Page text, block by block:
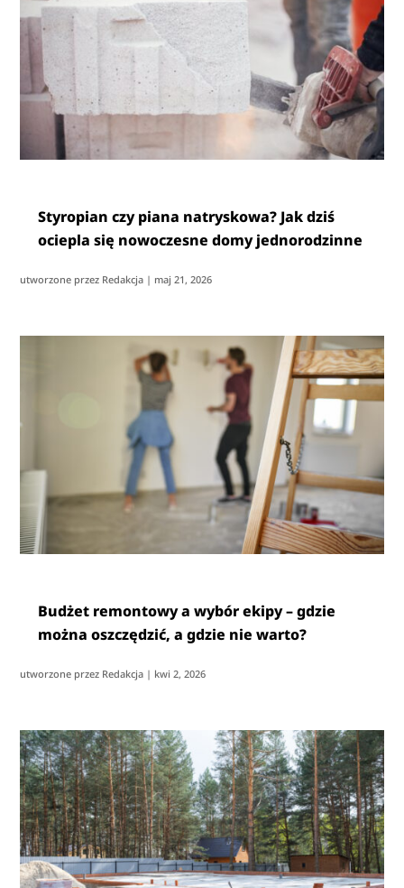
Styropian czy piana natryskowa? Jak dziś
ociepla się nowoczesne domy jednorodzinne
utworzone przez Redakcja | maj 21, 2026
Budżet remontowy a wybór ekipy – gdzie
można oszczędzić, a gdzie nie warto?
utworzone przez Redakcja | kwi 2, 2026